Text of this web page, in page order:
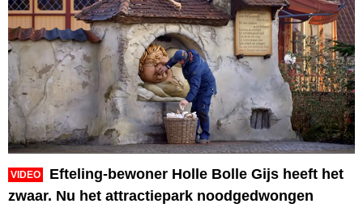
VIDEO
Efteling-bewoner Holle Bolle Gijs heeft het
zwaar. Nu het attractiepark noodgedwongen